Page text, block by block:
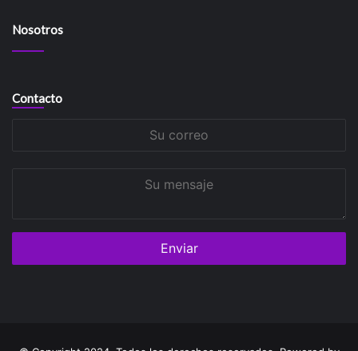
Nosotros
Contacto